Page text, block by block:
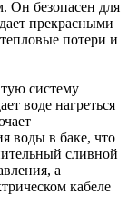
Он безопасен для
прекрасными
потери и
систему
воде нагреться
воды в баке, что
сливной
а
кабеле